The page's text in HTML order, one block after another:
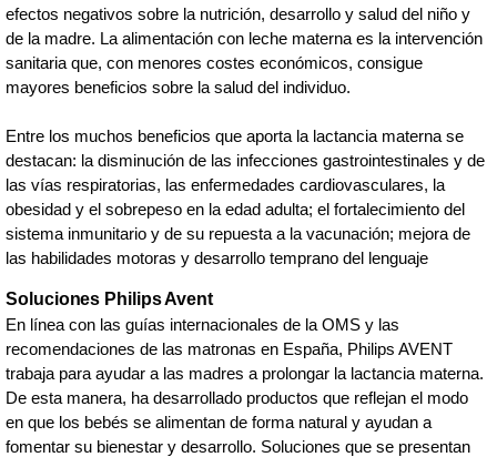
efectos negativos sobre la nutrición, desarrollo y salud del niño y
de la madre. La alimentación con leche materna es la intervención
sanitaria que, con menores costes económicos, consigue
mayores beneficios sobre la salud del individuo.
Entre los muchos beneficios que aporta la lactancia materna se
destacan: la disminución de las infecciones gastrointestinales y de
las vías respiratorias, las enfermedades cardiovasculares, la
obesidad y el sobrepeso en la edad adulta; el fortalecimiento del
sistema inmunitario y de su repuesta a la vacunación; mejora de
las habilidades motoras y desarrollo temprano del lenguaje
Soluciones Philips Avent
En línea con las guías internacionales de la OMS y las
recomendaciones de las matronas en España, Philips AVENT
trabaja para ayudar a las madres a prolongar la lactancia materna.
De esta manera, ha desarrollado productos que reflejan el modo
en que los bebés se alimentan de forma natural y ayudan a
fomentar su bienestar y desarrollo. Soluciones que se presentan